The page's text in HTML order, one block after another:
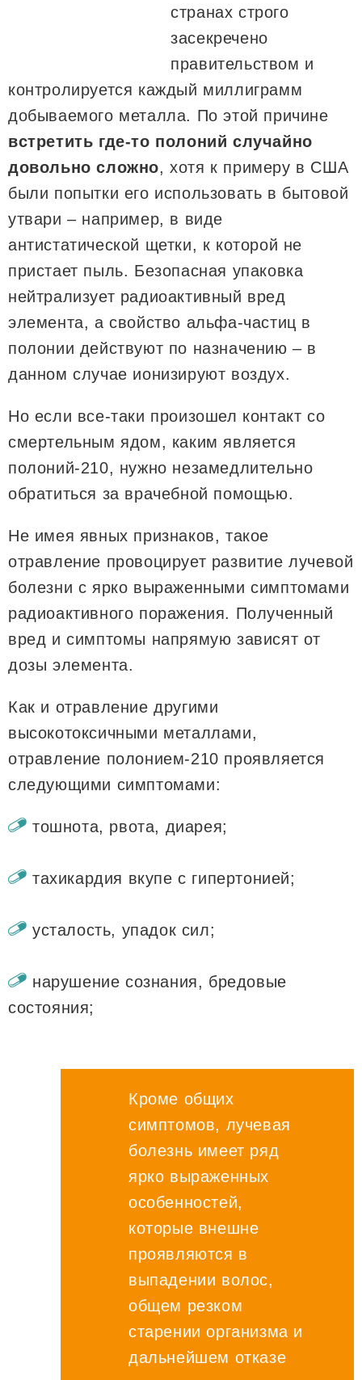
странах строго
засекречено
правительством и
контролируется каждый миллиграмм
добываемого металла. По этой причине
встретить где-то полоний случайно
довольно сложно, хотя к примеру в США
были попытки его использовать в бытовой
утвари – например, в виде
антистатической щетки, к которой не
пристает пыль. Безопасная упаковка
нейтрализует радиоактивный вред
элемента, а свойство альфа-частиц в
полонии действуют по назначению – в
данном случае ионизируют воздух.
Но если все-таки произошел контакт со
смертельным ядом, каким является
полоний-210, нужно незамедлительно
обратиться за врачебной помощью.
Не имея явных признаков, такое
отравление провоцирует развитие лучевой
болезни с ярко выраженными симптомами
радиоактивного поражения. Полученный
вред и симптомы напрямую зависят от
дозы элемента.
Как и отравление другими
высокотоксичными металлами,
отравление полонием-210 проявляется
следующими симптомами:
тошнота, рвота, диарея;
тахикардия вкупе с гипертонией;
усталость, упадок сил;
нарушение сознания, бредовые
состояния;
Кроме общих
симптомов, лучевая
болезнь имеет ряд
ярко выраженных
особенностей,
которые внешне
проявляются в
выпадении волос,
общем резком
старении организма и
дальнейшем отказе